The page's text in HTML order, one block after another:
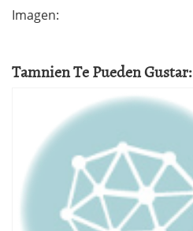
Imagen:
Tamnien Te Pueden Gustar: